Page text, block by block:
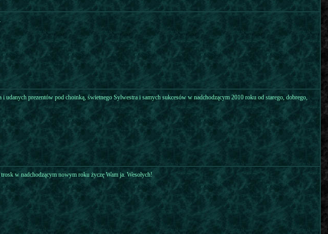
prezentów pod choinką, świetnego Sylwestra i samych sukcesów w nadchodzącym 2010 roku od starego, dobrego,
w nadchodzącym nowym roku życzę Wam ja. Wesołych!